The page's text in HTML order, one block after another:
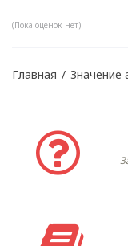
(Пока оценок нет)
Главная / Значение